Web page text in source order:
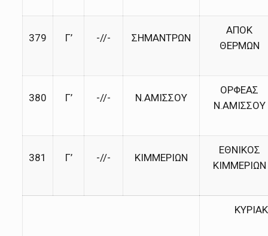
379 Γ’ -//- ΣΗΜΑΝΤΡΩΝ
ΑΠΟΚ
ΘΕΡΜΩΝ
380 Γ’ -//- Ν.ΑΜΙΣΣΟΥ
ΟΡΦΕΑΣ
Ν.ΑΜΙΣΣΟΥ
381 Γ’ -//- ΚΙΜΜΕΡΙΩΝ
ΕΘΝΙΚΟΣ
ΚΙΜΜΕΡΙΩΝ